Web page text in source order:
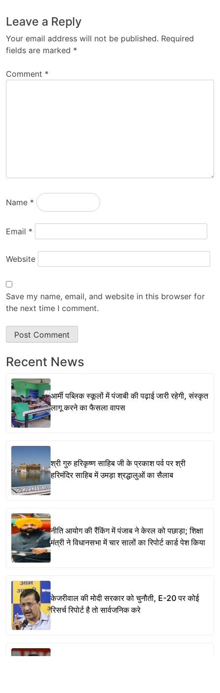
Leave a Reply
Your email address will not be published. Required
fields are marked *
Comment *
Name *
Email *
Website
Save my name, email, and website in this browser for
the next time I comment.
Recent News
आर्मी पब्लिक स्कूलों में पंजाबी की पढ़ाई जारी रहेगी, संस्कृत
लागू करने का फैसला वापस
श्री गुरु हरिकृष्ण साहिब जी के प्रकाश पर्व पर श्री
हरिमंदिर साहिब में उमड़ा श्रद्धालुओं का सैलाब
नीति आयोग की रैंकिंग में पंजाब ने केरल को पछाड़ा; शिक्षा
मंत्री ने विधानसभा में चार सालों का रिपोर्ट कार्ड पेश किया
केजरीवाल की मोदी सरकार को चुनौती, E-20 पर कोई
रिसर्च रिपोर्ट है तो सार्वजनिक करे